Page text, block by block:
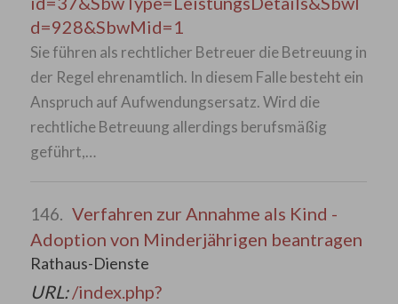
d=928&SbwMid=1
Sie führen als rechtlicher Betreuer die Betreuung in
der Regel ehrenamtlich. In diesem Falle besteht ein
Anspruch auf Aufwendungsersatz. Wird die
rechtliche Betreuung allerdings berufsmäßig
geführt,…
146. Verfahren zur Annahme als Kind -
Adoption von Minderjährigen beantragen
Rathaus-Dienste
URL:/index.php?